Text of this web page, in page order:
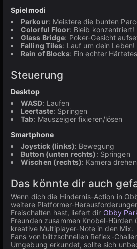
Spielmodi
Parkour: Meistere die bunten
Colorful Floor: Bleib konzentriert!
Glass Bridge: Poker-Gesicht
Falling Tiles: Lauf um dein
Rain of Blocks: Ein echter
Steuerung
Desktop
WASD: Laufen
Leertaste: Springen
Tab: Mauszeiger fixieren/lösen
Smartphone
Joystick (links): Bewegung
Button (unten rechts): Springen
Wischen (rechts): Kamera drehen
Das könnte dir auch
Wenn dich die Hindernis-Action in
weitere Platformer-
Freischalten hast, liefert dir Obby
Freunden zusammen Knobel-
kreative Multiplayer-Note in den Mix.
Fans von blitzschnellen Reflex-
Umgebung erkundet, sollte sich